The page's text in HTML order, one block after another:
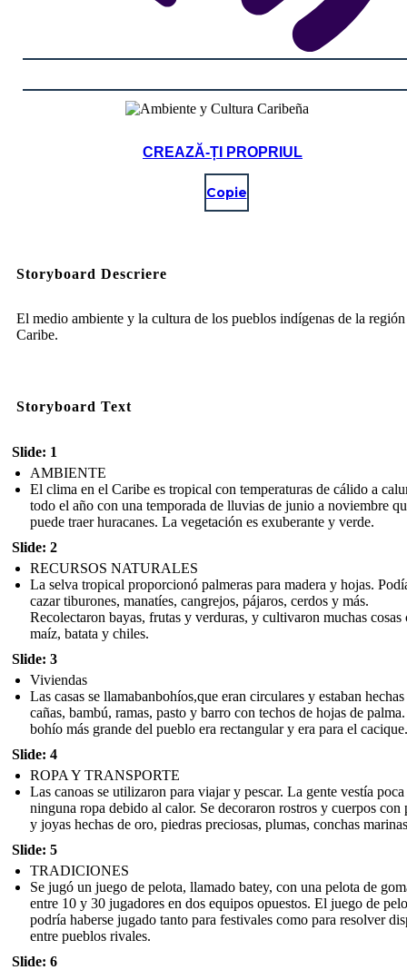
CREAZĂ-ȚI PROPRIUL
Copie
Storyboard Descriere
El medio ambiente y la cultura de los pueblos indígenas de la
Caribe.
Storyboard Text
Slide: 1
AMBIENTE
El clima en el Caribe es tropical con temperaturas de cálido a
todo el año con una temporada de lluvias de junio a noviembre
puede traer huracanes. La vegetación es exuberante y verde.
Slide: 2
RECURSOS NATURALES
La selva tropical proporcionó palmeras para madera y hojas.
cazar tiburones, manatíes, cangrejos, pájaros, cerdos y más.
Recolectaron bayas, frutas y verduras, y cultivaron muchas cosas
maíz, batata y chiles.
Slide: 3
Viviendas
Las casas se llamabanbohíos,que eran circulares y estaban
cañas, bambú, ramas, pasto y barro con techos de hojas de
bohío más grande del pueblo era rectangular y era para el cacique.
Slide: 4
ROPA Y TRANSPORTE
Las canoas se utilizaron para viajar y pescar. La gente vestía
ninguna ropa debido al calor. Se decoraron rostros y cuerpos con
y joyas hechas de oro, piedras preciosas, plumas, conchas
Slide: 5
TRADICIONES
Se jugó un juego de pelota, llamado batey, con una pelota de
entre 10 y 30 jugadores en dos equipos opuestos. El juego de
podría haberse jugado tanto para festivales como para resolver
entre pueblos rivales.
Slide: 6